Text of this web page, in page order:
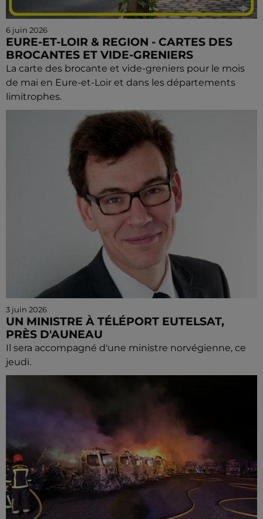
6 juin 2026
EURE-ET-LOIR & REGION - CARTES DES
BROCANTES ET VIDE-GRENIERS
La carte des brocante et vide-greniers pour le mois
de mai en Eure-et-Loir et dans les départements
limitrophes.
3 juin 2026
UN MINISTRE À TÉLÉPORT EUTELSAT,
PRÈS D'AUNEAU
Il sera accompagné d'une ministre norvégienne, ce
jeudi.